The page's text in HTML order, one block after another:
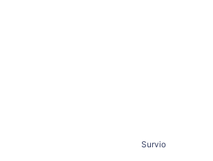
Survio